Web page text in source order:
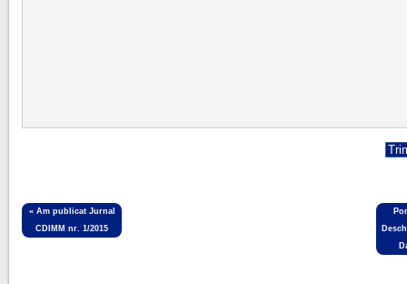
« Am publicat Jurnal
CDIMM nr. 1/2015